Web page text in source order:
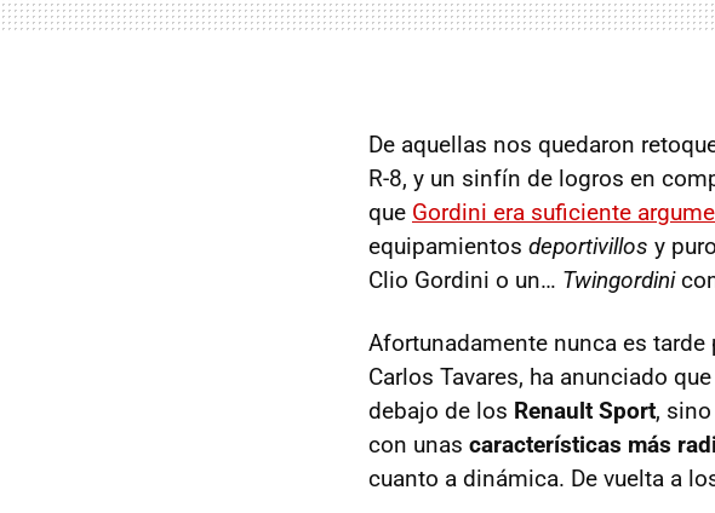
De aquellas nos quedaron
R-8, y un sinfín de logros en
que Gordini era suficiente
equipamientos deportivillos y
Clio Gordini o un… Twingordini
Afortunadamente nunca es tarde
Carlos Tavares, ha anunciado
debajo de los Renault Sport,
con unas características más
cuanto a dinámica. De vuelta a